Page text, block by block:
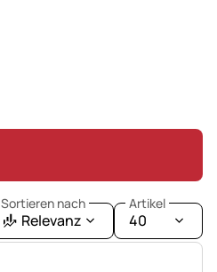
Sortieren nach
Relevanz
Artikel
40